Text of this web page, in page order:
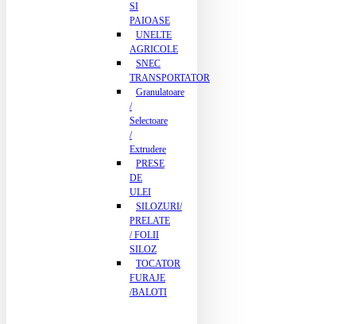
SI
PAIOASE
UNELTE
AGRICOLE
SNEC
TRANSPORTATOR
Granulatoare
/
Selectoare
/
Extrudere
PRESE
DE
ULEI
SILOZURI/
PRELATE
/ FOLII
SILOZ
TOCATOR
FURAJE
/BALOTI